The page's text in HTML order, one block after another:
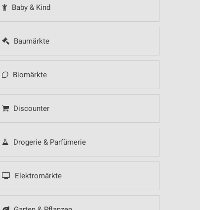
Baby & Kind
Baumärkte
Biomärkte
Discounter
Drogerie & Parfümerie
Elektromärkte